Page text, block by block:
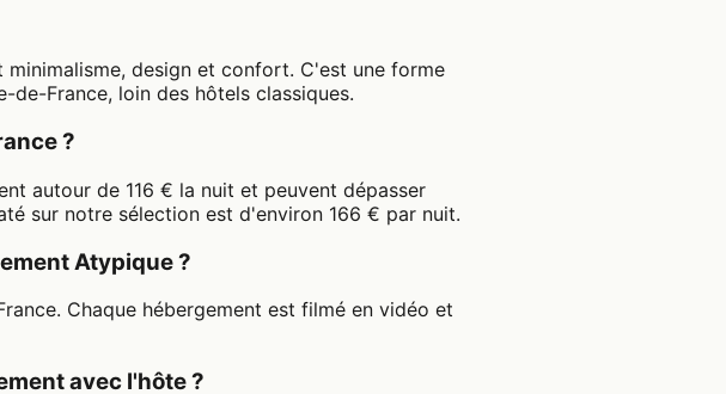
design et confort. C'est une forme
France, loin des hôtels classiques.
?
autour de 116 € la nuit et peuvent dépasser
sur notre sélection est d'environ 166 € par nuit.
Atypique ?
Chaque hébergement est filmé en vidéo et
avec l'hôte ?